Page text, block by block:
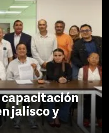
capacitación
jalisco y